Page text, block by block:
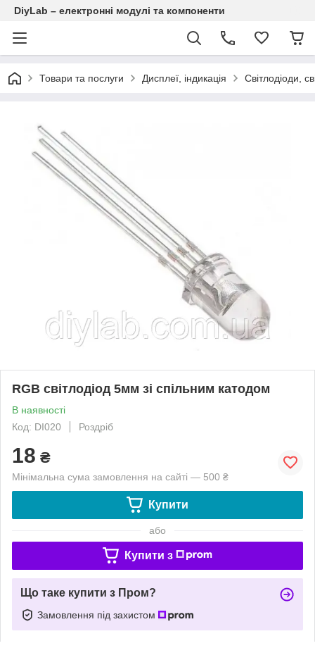
DiyLab – електронні модулі та компоненти
Товари та послуги Дисплеї, індикація Світлодіоди,
RGB cвітлодіод 5мм зі спільним катодом
В наявності
Код: DI020
Роздріб
18 ₴
Мінімальна сума замовлення на сайті — 500 ₴
Купити
або
Купити з
Що таке купити з Пром?
Замовлення під захистом